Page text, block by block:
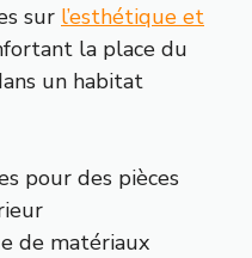
sur l’esthétique et
la place du
un habitat
pour des pièces
de matériaux